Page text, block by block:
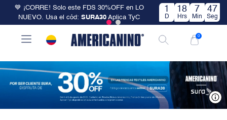
💙 ¡CORRE! Solo este FDS 30%OFF en LO
NUEVO. Usa el cód: SURA30 Aplica TyC
1
D
18
Hrs
7
Min
47
Seg
0